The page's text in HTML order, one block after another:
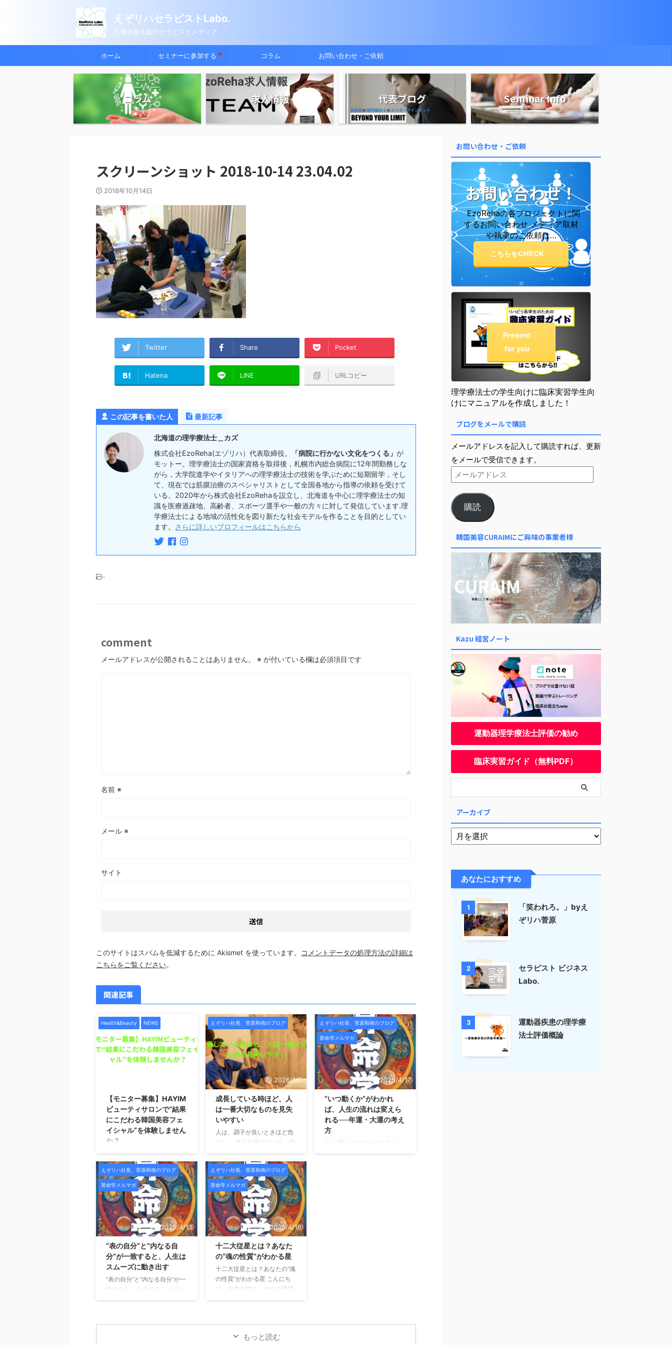
えぞリハセラピストLabo.
北海道最大級のセラピストメディア
ホーム セミナーに参加する コラム お問い合わせ・ご依頼
コラム 求人情報 代表ブログ Seminar Info
スクリーンショット 2018-10-14 23.04.02
2018年10月14日
Twitter Share Pocket
Hatena LINE URLコピー
この記事を書いた人 最新記事
北海道の理学療法士＿カズ
株式会社EzoReha(エゾリハ）代表取締役。
「病院に行かない文化をつくる」 が
モットー。理学療法士の国家資格を取得後，札幌市内総合病院に12年間勤務しな
がら，大学院進学やイタリアへの理学療法士の技術を学ぶために短期留学，そし
て、現在では筋膜治療のスペシャリストとして全国各地から指導の依頼を受けて
いる。2020年から株式会社EzoRehaを設立し、北海道を中心に理学療法士の知
識を医療過疎地、高齢者、スポーツ選手や一般の方々に対して発信しています.理
学療法士による地域の活性化を図り新たな社会モデルを作ることを目的としてい
ます。
さらに詳しいプロフィールはこちらから
-
comment
メールアドレスが公開されることはありません。 ※ が付いている欄は必須項目です
名前 ※
メール ※
サイト
このサイトはスパムを低減するために Akismet を使っています。
コメントデータの処理方法の詳細は
こちらをご覧ください。
関連記事
Health&Beauty NEWS
【モニター募集】HAYIM
ビューティサロンで“結果
にこだわる韓国美容フェ
イシャル”を体験しません
か？
イシャルを受けたい方へ。こ
の度、HAYIMビューティサロ
ンでは、新メニュー導入およ
び施術データ収集のため、期
間限定のモニター様を募集い
たします。 HAYIMは「一時的
な変化ではなく、肌そのもの
を変えていくこと」をコンセ
プトにした、結果重視のビュ
ーティーサロンです。 HAYIM
ビューティサロンとは？
理学療法士として身体構造を
シャルケアを提供していま
えぞリハ社長、菅原和侑のブログ
2026/1/7
成長している時ほど、人
は一番大切なものを見失
いやすい
人は、調子が良いときほど危
うい。 売上が伸びている。評
きた。周囲から「すごいです
ね」と言われるようになる。
こういう時、人は無意識のう
ちに「自分は正しい」「自分
はうまくやっている」と思い
始めます。 そして不思議なこ
とに、一番大切だったはずの
声が、聞こえなくなってい
く。 師匠の言葉。昔お世話に
なった人の助言。厳しくも愛
のあるフィードバック。 それ
らが「うるさいもの」「古い
価値観」「今の自分には合わ
ても多 ...
えぞリハ社長、菅原和侑のブログ
算命学メルマガ
2025/4/17
“いつ動くか”がわかれ
ば、人生の流れは変えら
れる──年運・大運の考え
方
“いつ動くか”がわかれば、人
年ごとの流れ・ ...
えぞリハ社長、菅原和侑のブログ
算命学メルマガ
2025/4/13
“表の自分”と“内なる自
分”が一致すると、人生は
スムーズに動き出す
“表の自分”と“内なる自分”が一
致すると、人生はスムーズに
えぞリハ社長、菅原和侑のブログ
算命学メルマガ
2025/4/10
十二大従星とは？あなた
の“魂の性質”がわかる星
十二大従星とは？あなたの“魂
の性質”がわかる星 こんにち
は、未来占略コンサルの菅原
た。 今回はさらに深く、「あ
もっと読む
お問い合わせ・ご依頼
お問い合わせ！
EzoRehaの各プロジェクトに関
するお問い合わせ メディア取材
や執筆のご依頼は…
こちらをCHECK
Present
for you
理学療法士の学生向けに臨床実習学生向
けにマニュアルを作成しました！
ブログをメールで購読
メールアドレスを記入して購読すれば、更新
をメールで受信できます。
購読
韓国美容CURAIMにご興味の事業者様
Kazu 経営ノート
運動器理学療法士評価の勧め
臨床実習ガイド（無料PDF）
アーカイブ
あなたにおすすめ
1
「笑われろ。」byえ
ぞリハ菅原
2
セラピスト ビジネス
Labo.
3
運動器疾患の理学療
法士評価概論